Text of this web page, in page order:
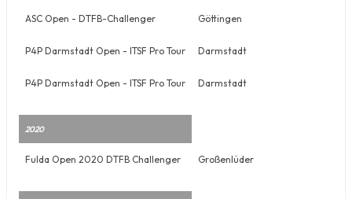
ASC Open - DTFB-Challenger Göttingen
P4P Darmstadt Open - ITSF Pro Tour Darmstadt
P4P Darmstadt Open - ITSF Pro Tour Darmstadt
2020
Fulda Open 2020 DTFB Challenger Großenlüder